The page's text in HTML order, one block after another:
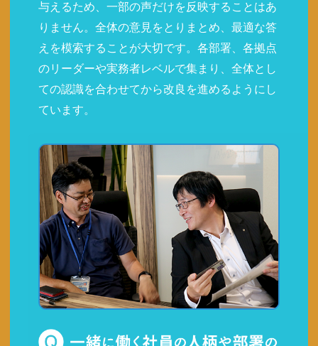
与えるため、一部の声だけを反映することはあ
りません。全体の意見をとりまとめ、最適な答
えを模索することが大切です。各部署、各拠点
のリーダーや実務者レベルで集まり、全体とし
ての認識を合わせてから改良を進めるようにし
ています。